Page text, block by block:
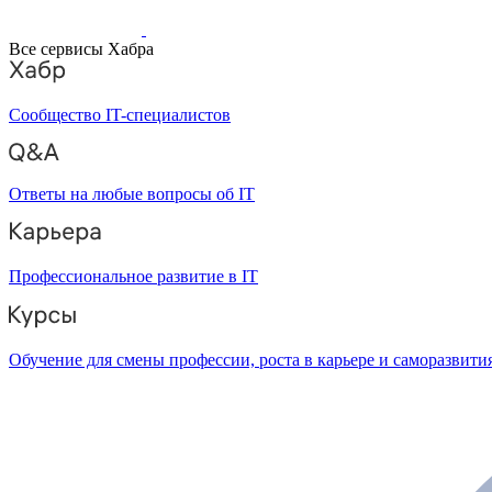
Все сервисы Хабра
Сообщество IT-специалистов
Ответы на любые вопросы об IT
Профессиональное развитие в IT
Обучение для смены профессии, роста в карьере и